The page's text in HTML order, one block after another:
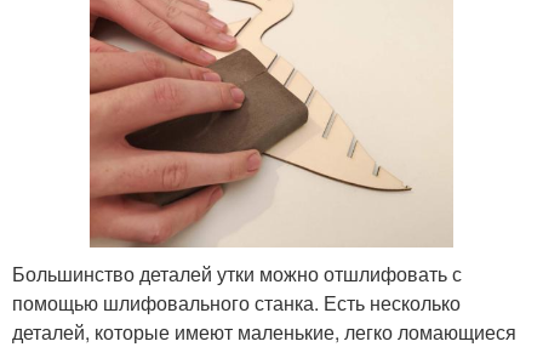
Большинство деталей утки можно отшлифовать с
помощью шлифовального станка. Есть несколько
деталей, которые имеют маленькие, легко ломающиеся